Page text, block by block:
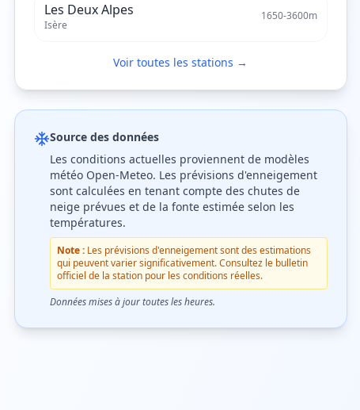
Les Deux Alpes
Isère
1650-3600m
Voir toutes les stations →
Source des données
Les conditions actuelles proviennent de modèles
météo Open-Meteo. Les prévisions d'enneigement
sont calculées en tenant compte des chutes de
neige prévues et de la fonte estimée selon les
températures.
Note :Les prévisions d'enneigement sont des estimations
qui peuvent varier significativement. Consultez le bulletin
officiel de la station pour les conditions réelles.
Données mises à jour toutes les heures.